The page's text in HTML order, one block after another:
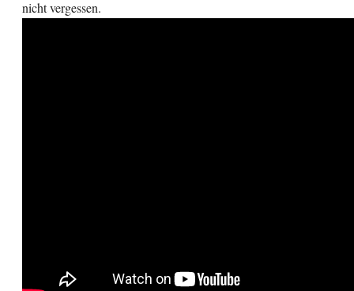
nicht vergessen.